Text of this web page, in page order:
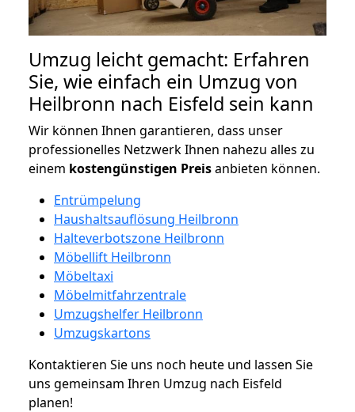
Umzug leicht gemacht: Erfahren
Sie, wie einfach ein Umzug von
Heilbronn nach Eisfeld sein kann
Wir können Ihnen garantieren, dass unser
professionelles Netzwerk Ihnen nahezu alles zu
einem kostengünstigen Preisanbieten können.
Entrümpelung
Haushaltsauflösung Heilbronn
Halteverbotszone Heilbronn
Möbellift Heilbronn
Möbeltaxi
Möbelmitfahrzentrale
Umzugshelfer Heilbronn
Umzugskartons
Kontaktieren Sie uns noch heute und lassen Sie
uns gemeinsam Ihren Umzug nach Eisfeld
planen!